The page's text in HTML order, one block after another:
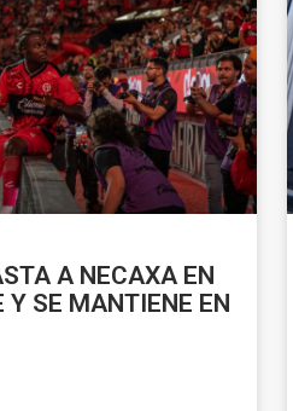
A NECAXA EN
Y SE MANTIENE EN